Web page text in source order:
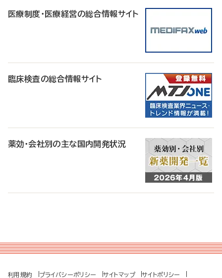
医療制度・医療経営の総合情報サイト
臨床検査の総合情報サイト
薬効・会社別の主な国内開発状況
利用規約 プライバシーポリシー サイトマップ サイトポリシー